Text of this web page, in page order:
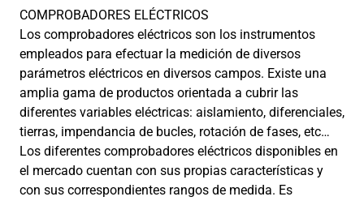
COMPROBADORES ELÉCTRICOS
Los comprobadores eléctricos son los instrumentos
empleados para efectuar la medición de diversos
parámetros eléctricos en diversos campos. Existe una
amplia gama de productos orientada a cubrir las
diferentes variables eléctricas: aislamiento, diferenciales,
tierras, impendancia de bucles, rotación de fases, etc…
Los diferentes comprobadores eléctricos disponibles en
el mercado cuentan con sus propias características y
con sus correspondientes rangos de medida. Es